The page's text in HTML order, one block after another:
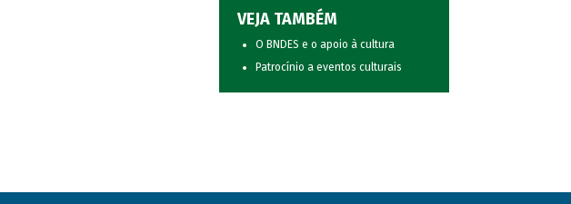
VEJA TAMBÉM
O BNDES e o apoio à cultura
Patrocínio a eventos culturais